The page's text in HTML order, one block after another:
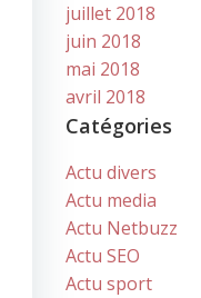
juillet 2018
juin 2018
mai 2018
avril 2018
Catégories
Actu divers
Actu media
Actu Netbuzz
Actu SEO
Actu sport